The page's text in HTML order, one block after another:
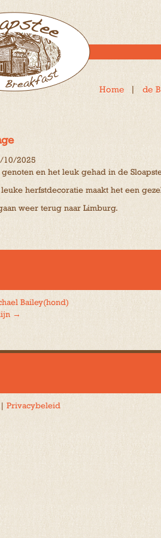
Home de
10/2025
en het leuk gehad in de
herfstdecoratie maakt het een
weer terug naar Limburg.
Bailey(hond)
→
| Privacybeleid